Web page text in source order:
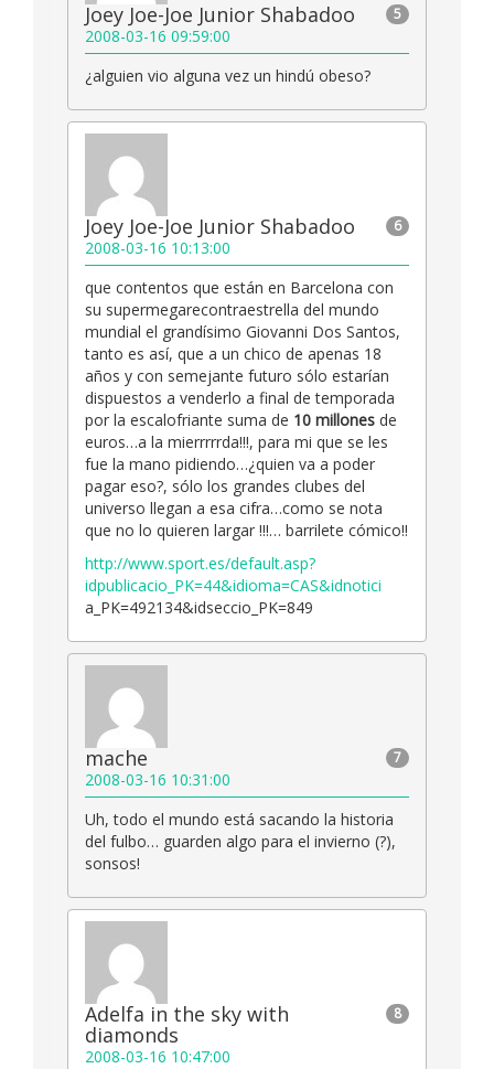
5
Joey Joe-Joe Junior Shabadoo
2008-03-16 09:59:00
¿alguien vio alguna vez un hindú obeso?
6
Joey Joe-Joe Junior Shabadoo
2008-03-16 10:13:00
que contentos que están en Barcelona con
su supermegarecontraestrella del mundo
mundial el grandísimo Giovanni Dos Santos,
tanto es así, que a un chico de apenas 18
años y con semejante futuro sólo estarían
dispuestos a venderlo a final de temporada
por la escalofriante suma de 10 millones de
euros…a la mierrrrrda!!!, para mi que se les
fue la mano pidiendo…¿quien va a poder
pagar eso?, sólo los grandes clubes del
universo llegan a esa cifra…como se nota
que no lo quieren largar !!!… barrilete cómico!!
http://www.sport.es/default.asp?
idpublicacio_PK=44&idioma=CAS&idnotici
a_PK=492134&idseccio_PK=849
7
mache
2008-03-16 10:31:00
Uh, todo el mundo está sacando la historia
del fulbo… guarden algo para el invierno (?),
sonsos!
8
Adelfa in the sky with
diamonds
2008-03-16 10:47:00